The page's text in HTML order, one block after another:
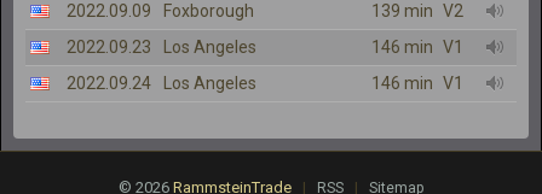
2022.09.09
Foxborough 139 min V2
2022.09.23
Los Angeles 146 min V1
2022.09.24
Los Angeles 146 min V1
© 2026 RammsteinTrade | RSS | Sitemap